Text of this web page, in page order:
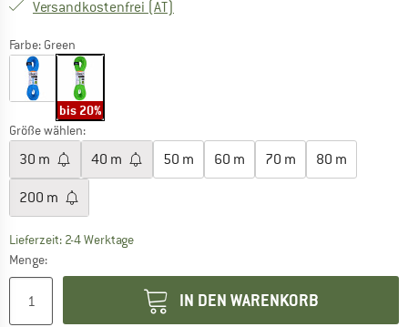
Versandkostenfrei (AT)
Farbe: Green
bis 20%
Größe wählen:
30 m 40 m 50 m 60 m 70 m 80 m
200 m
Lieferzeit: 2-4 WerktageDer Link öffnet sich in einer Infobox und
Menge:
IN DEN WARENKORB